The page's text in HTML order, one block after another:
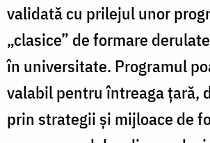
validată cu prilejul unor
„clasice” de formare
în universitate. Programul
valabil pentru întreaga țară,
prin strategii și mijloace de